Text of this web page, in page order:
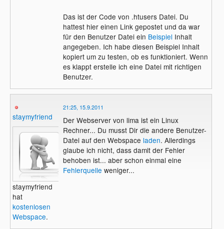
Das ist der Code von .htusers Datei. Du
hattest hier einen Link gepostet und da war
für den Benutzer Datei ein Beispiel Inhalt
angegeben. Ich habe diesen Beispiel Inhalt
kopiert um zu testen, ob es funktioniert. Wenn
es klappt erstelle ich eine Datei mit richtigen
Benutzer.
staymyfriend
staymyfriend
hat
kostenlosen
Webspace.
21:25, 15.9.2011
Der Webserver von lima ist ein Linux
Rechner... Du musst Dir die andere Benutzer-
Datei auf den Webspace laden. Allerdings
glaube ich nicht, dass damit der Fehler
behoben ist... aber schon einmal eine
Fehlerquelle weniger...